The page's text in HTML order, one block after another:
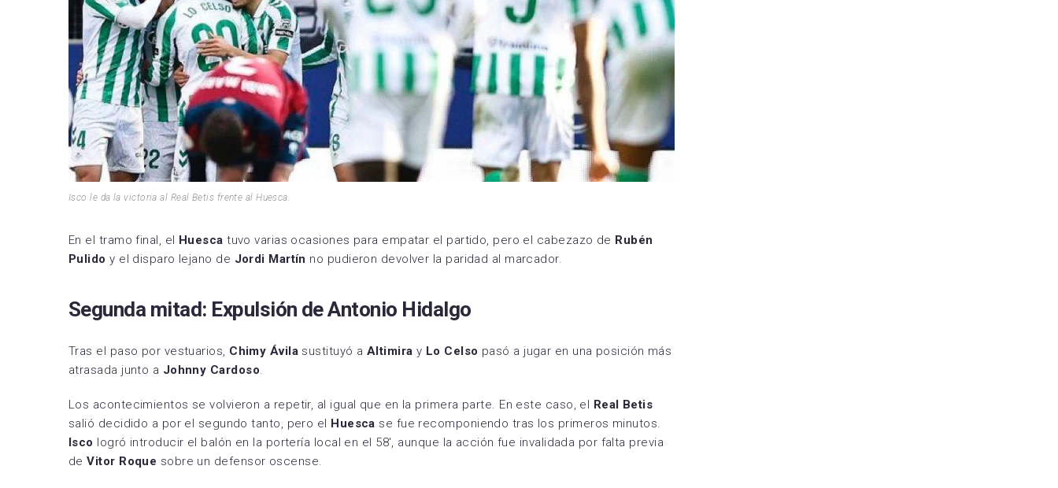
Isco le da la victoria al Real Betis frente al Huesca.
En el tramo final, el Huescatuvo varias ocasiones para empatar el partido, pero el cabezazo de Rubén
Pulido y el disparo lejano de Jordi Martín no pudieron devolver la paridad al marcador.
Segunda mitad: Expulsión de Antonio Hidalgo
Tras el paso por vestuarios, Chimy Ávila sustituyó a Altimira y Lo Celso pasó a jugar en una posición más
atrasada junto a Johnny Cardoso.
Los acontecimientos se volvieron a repetir, al igual que en la primera parte. En este caso, el
Real Betis
salió decidido a por el segundo tanto, pero el
Huesca se fue recomponiendo tras los primeros minutos.
Isco
logró introducir el balón en la portería local en el 58′, aunque la acción fue invalidada por falta previa
deVitor Roque sobre un defensor oscense.